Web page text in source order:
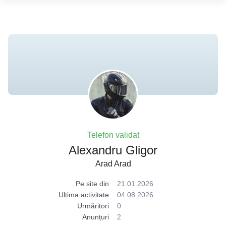
Telefon validat
Alexandru Gligor
Arad Arad
Pe site din
21.01.2026
Ultima activitate
04.08.2026
Urmăritori
0
Anunțuri
2